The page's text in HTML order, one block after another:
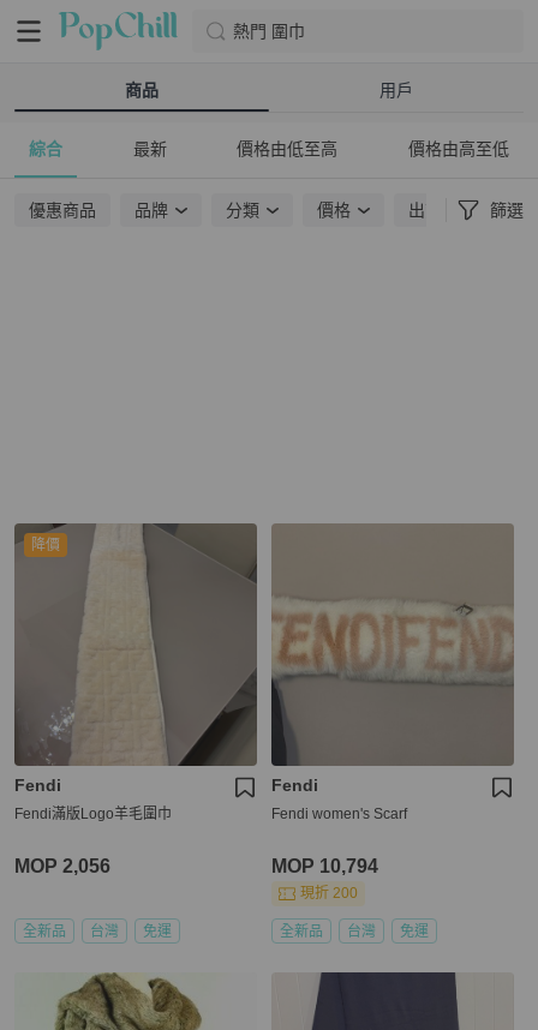
熱門 圍巾
商品 用戶
綜合 最新 價格由低至高 價格由高至低
優惠商品 品牌 分類 價格 出貨地點 篩選
降價
Fendi
Fendi滿版Logo羊毛圍巾
MOP 2,056
全新品 台灣 免運
Fendi
Fendi women's Scarf
MOP 10,794
現折 200
全新品 台灣 免運